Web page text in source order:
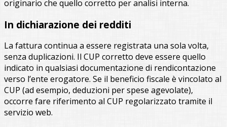
originario che quello corretto per analisi interna.
In dichiarazione dei redditi
La fattura continua a essere registrata una sola volta,
senza duplicazioni. Il CUP corretto deve essere quello
indicato in qualsiasi documentazione di rendicontazione
verso l’ente erogatore. Se il beneficio fiscale è vincolato al
CUP (ad esempio, deduzioni per spese agevolate),
occorre fare riferimento al CUP regolarizzato tramite il
servizio web.